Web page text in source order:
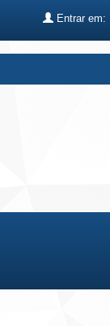
Entrar em: